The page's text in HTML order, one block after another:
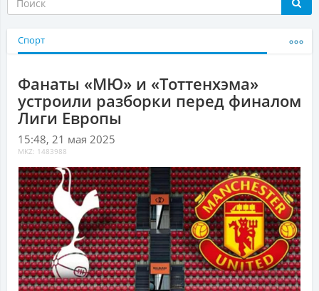
Спорт
Фанаты «МЮ» и «Тоттенхэма»
устроили разборки перед финалом
Лиги Европы
15:48, 21 мая 2025
MKZ: 1483988